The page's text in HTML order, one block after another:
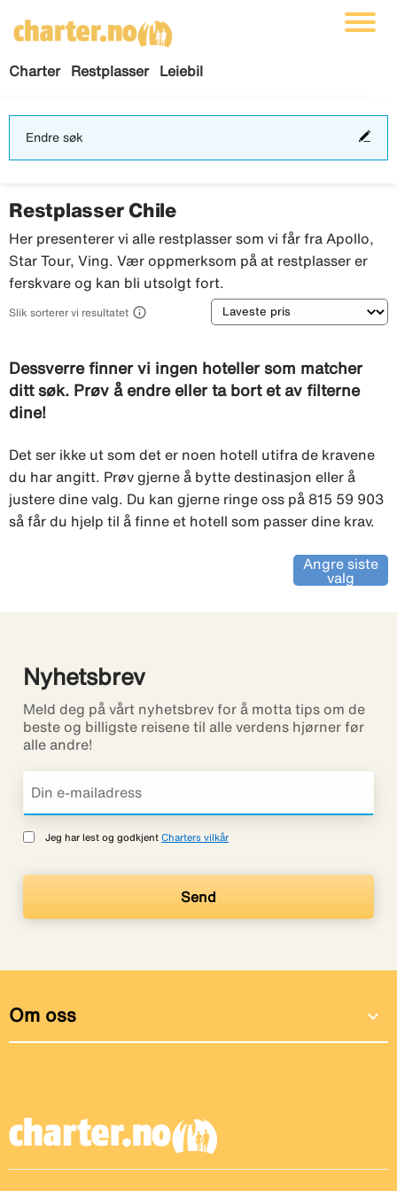
Charter Restplasser Leiebil
Endre søk
Restplasser Chile
Her presenterer vi alle restplasser som vi får fra Apollo,
Star Tour, Ving. Vær oppmerksom på at restplasser er
ferskvare og kan bli utsolgt fort.
Slik sorterer vi resultatet  Sortering
Dessverre finner vi ingen hoteller som matcher
ditt søk. Prøv å endre eller ta bort et av filterne
dine!
Det ser ikke ut som det er noen hotell utifra de kravene
du har angitt. Prøv gjerne å bytte destinasjon eller å
justere dine valg. Du kan gjerne ringe oss på 815 59 903
så får du hjelp til å finne et hotell som passer dine krav.
Angre siste
valg
Nyhetsbrev
Meld deg på vårt nyhetsbrev for å motta tips om de
beste og billigste reisene til alle verdens hjørner før
alle andre!
Jeg har lest og godkjent Charters vilkår
Om oss expand_more